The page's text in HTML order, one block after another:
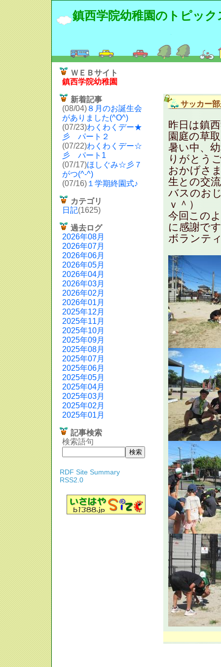
鎮西学院幼稚園のトピック
ＷＥＢサイト
鎮西学院幼稚園
新着記事
(08/04)８月のお誕生会
がありました(^O^)
(07/23)わくわくデー★
彡 パート２
(07/22)わくわくデー☆
彡 パート1
(07/17)ほしぐみ☆彡７
がつ(^-^)
(07/16) １学期終園式♪
カテゴリ
日記(1625)
過去ログ
2026年08月
2026年07月
2026年06月
2026年05月
2026年04月
2026年03月
2026年02月
2026年01月
2025年12月
2025年11月
2025年10月
2025年09月
2025年08月
2025年07月
2025年06月
2025年05月
2025年04月
2025年03月
2025年02月
2025年01月
記事検索
検索語句
RDF Site Summary
RSS2.0
サッカー
昨日は鎮
園庭の草
暑い中、
りがとう
おかげさ
生との交
バスのお
ｖ＾）
今回この
に感謝で
ボランテ